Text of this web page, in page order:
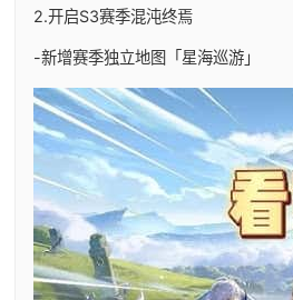
2.开启S3赛季混沌终焉
-新增赛季独立地图「星海巡游」